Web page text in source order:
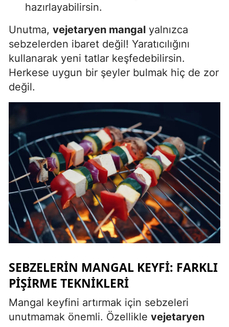
Niğde
Ordu
Rize
Samsun
Siirt
Sinop
Sivas
Tekirdağ
Tokat
Trabzon
Tunceli
Uşak
hazırlayabilirsin.
Unutma, vejetaryen mangal yalnızca
sebzelerden ibaret değil! Yaratıcılığını
kullanarak yeni tatlar keşfedebilirsin.
Herkese uygun bir şeyler bulmak hiç de zor
değil.
SEBZELERIN MANGAL KEYFI: FARKLI
PIŞIRME TEKNIKLERI
Mangal keyfini artırmak için sebzeleri
unutmamak önemli. Özellikle vejetaryen